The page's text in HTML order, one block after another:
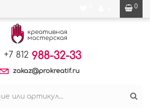
0
+7 812 988-32-33
zakaz@prokreatif.ru